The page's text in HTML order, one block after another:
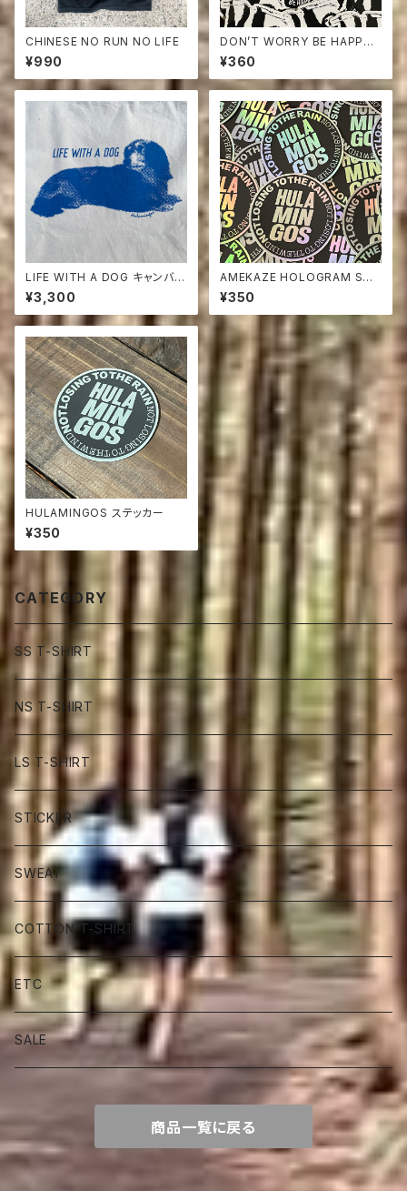
CHINESE NO RUN NO LIFE
¥990
DON’T WORRY BE HAPPY
STICKER ナマケモノ ステッカ
ー
¥360
LIFE WITH A DOG キャンバス
トートバッグ
¥3,300
AMEKAZE HOLOGRAM STI
CKER
¥350
HULAMINGOS ステッカー
¥350
CATEGORY
SS T-SHIRT
NS T-SHIRT
LS T-SHIRT
STICKER
SWEAT
COTTON T-SHIRT
ETC
SALE
商品一覧に戻る